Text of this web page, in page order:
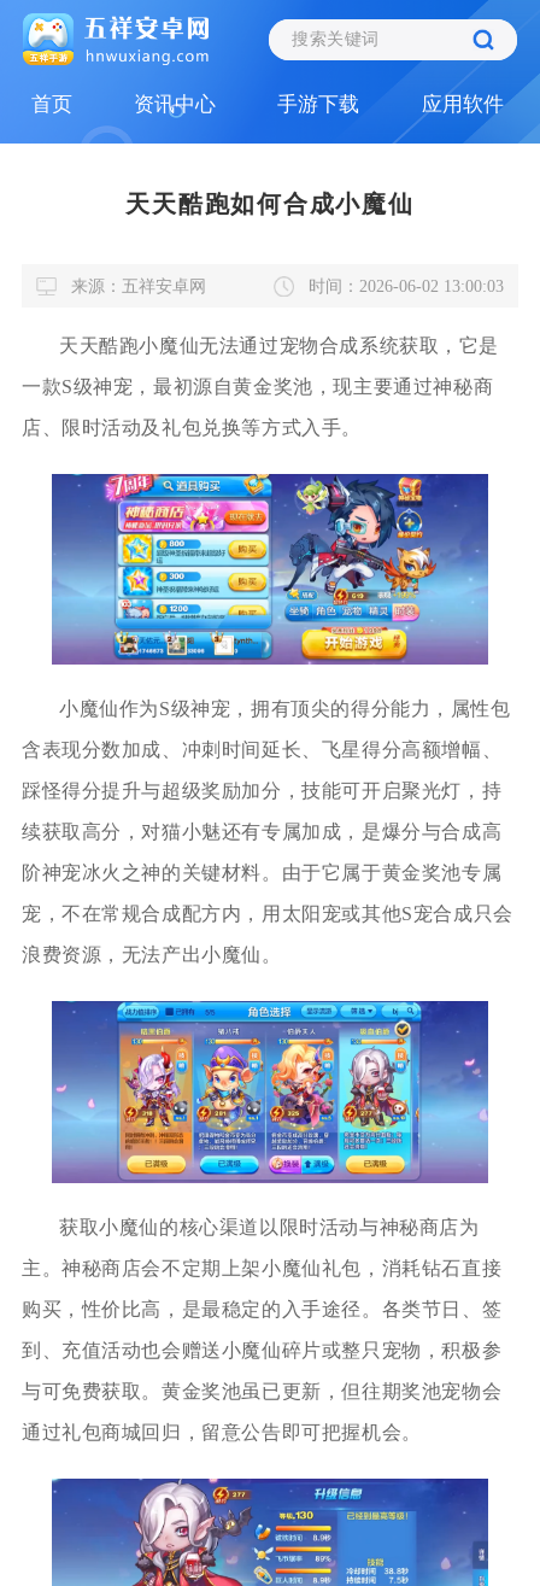
首页 资讯中心 手游下载 应用软件
天天酷跑如何合成小魔仙
来源：五祥安卓网 时间：2026-06-02 13:00:03
天天酷跑小魔仙无法通过宠物合成系统获取，它是
一款S级神宠，最初源自黄金奖池，现主要通过神秘商
店、限时活动及礼包兑换等方式入手。
小魔仙作为S级神宠，拥有顶尖的得分能力，属性包
含表现分数加成、冲刺时间延长、飞星得分高额增幅、
踩怪得分提升与超级奖励加分，技能可开启聚光灯，持
续获取高分，对猫小魅还有专属加成，是爆分与合成高
阶神宠冰火之神的关键材料。由于它属于黄金奖池专属
宠，不在常规合成配方内，用太阳宠或其他S宠合成只会
浪费资源，无法产出小魔仙。
获取小魔仙的核心渠道以限时活动与神秘商店为
主。神秘商店会不定期上架小魔仙礼包，消耗钻石直接
购买，性价比高，是最稳定的入手途径。各类节日、签
到、充值活动也会赠送小魔仙碎片或整只宠物，积极参
与可免费获取。黄金奖池虽已更新，但往期奖池宠物会
通过礼包商城回归，留意公告即可把握机会。